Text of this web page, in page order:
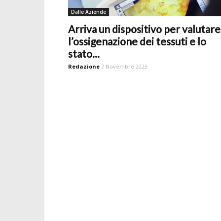
Dalle Aziende
Arriva un dispositivo per valutare
l’ossigenazione dei tessuti e lo
stato...
Redazione 7 Novembre 2025